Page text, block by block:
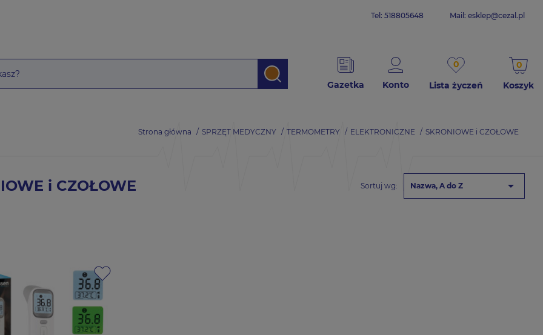
Tel: 518805648 Mail: esklep@cezal.pl
Gazetka Konto
0
Lista życzeń
0
Koszyk
Strona główna SPRZĘT MEDYCZNY TERMOMETRY ELEKTRONICZNE SKRONIOWE i CZOŁOWE
i CZOŁOWE Sortuj wg: Nazwa, A do Z 